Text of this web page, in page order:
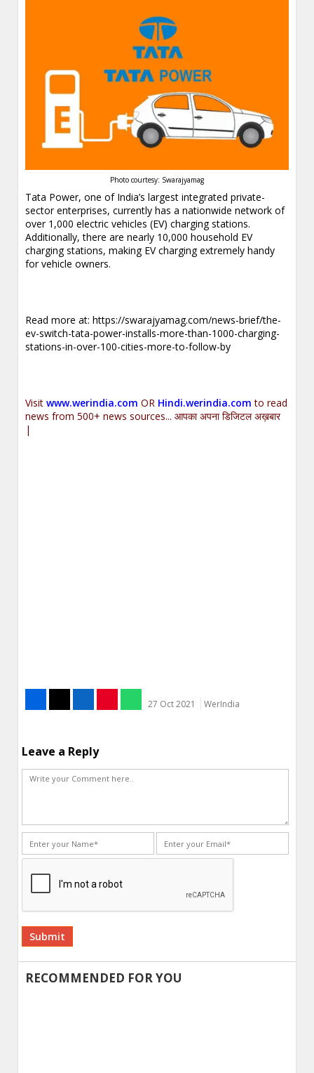
Photo courtesy: Swarajyamag
Tata Power, one of India’s largest integrated private-
sector enterprises, currently has a nationwide network of
over 1,000 electric vehicles (EV) charging stations.
Additionally, there are nearly 10,000 household EV
charging stations, making EV charging extremely handy
for vehicle owners.
Read more at:https://swarajyamag.com/news-brief/the-
ev-switch-tata-power-installs-more-than-1000-charging-
stations-in-over-100-cities-more-to-follow-by
Visitwww.werindia.com OR Hindi.werindia.com to read
news from 500+ news sources... आपका अपना डिजिटल अख़बार
|
27 Oct 2021 WerIndia
Leave a Reply
Alternative:
RECOMMENDED FOR YOU